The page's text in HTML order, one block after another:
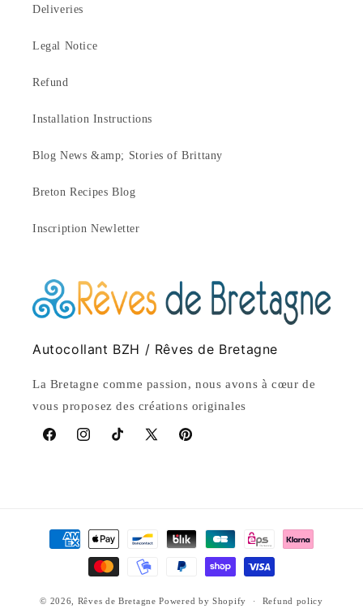
Deliveries
Legal Notice
Refund
Installation Instructions
Blog News &amp; Stories of Brittany
Breton Recipes Blog
Inscription Newletter
Autocollant BZH / Rêves de Bretagne
La Bretagne comme passion, nous avons à cœur de
vous proposez des créations originales
FacebookInstagramTikTokX
Pinterest
Payment
methods
© 2026, Rêves de Bretagne Powered by Shopify Refund policy